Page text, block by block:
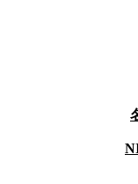
도에이 오에도
洋室11.50㎡(個